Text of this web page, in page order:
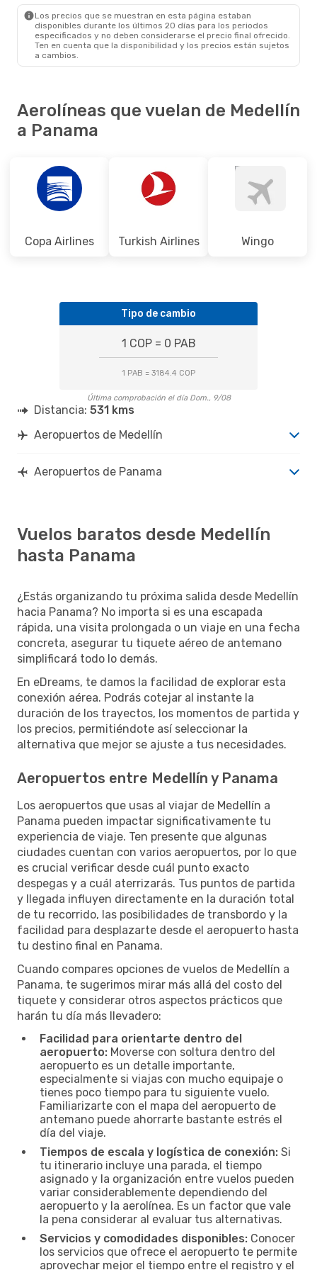
Los precios que se muestran en esta página estaban
disponibles durante los últimos 20 días para los periodos
especificados y no deben considerarse el precio final ofrecido.
Ten en cuenta que la disponibilidad y los precios están sujetos
a cambios.
Aerolíneas que vuelan de Medellín
a Panama
Copa Airlines Turkish Airlines Wingo
Tipo de cambio
1 COP = 0 PAB
1 PAB = 3184.4 COP
Última comprobación el día Dom., 9/08
Distancia: 531 kms
Aeropuertos de Medellín
Aeropuertos de Panama
Vuelos baratos desde Medellín
hasta Panama
¿Estás organizando tu próxima salida desde Medellín
hacia Panama? No importa si es una escapada
rápida, una visita prolongada o un viaje en una fecha
concreta, asegurar tu tiquete aéreo de antemano
simplificará todo lo demás.
En eDreams, te damos la facilidad de explorar esta
conexión aérea. Podrás cotejar al instante la
duración de los trayectos, los momentos de partida y
los precios, permitiéndote así seleccionar la
alternativa que mejor se ajuste a tus necesidades.
Aeropuertos entre Medellín y Panama
Los aeropuertos que usas al viajar de Medellín a
Panama pueden impactar significativamente tu
experiencia de viaje. Ten presente que algunas
ciudades cuentan con varios aeropuertos, por lo que
es crucial verificar desde cuál punto exacto
despegas y a cuál aterrizarás. Tus puntos de partida
y llegada influyen directamente en la duración total
de tu recorrido, las posibilidades de transbordo y la
facilidad para desplazarte desde el aeropuerto hasta
tu destino final en Panama.
Cuando compares opciones de vuelos de Medellín a
Panama, te sugerimos mirar más allá del costo del
tiquete y considerar otros aspectos prácticos que
harán tu día más llevadero:
Facilidad para orientarte dentro del
aeropuerto: Moverse con soltura dentro del
aeropuerto es un detalle importante,
especialmente si viajas con mucho equipaje o
tienes poco tiempo para tu siguiente vuelo.
Familiarizarte con el mapa del aeropuerto de
antemano puede ahorrarte bastante estrés el
día del viaje.
Tiempos de escala y logística de conexión: Si
tu itinerario incluye una parada, el tiempo
asignado y la organización entre vuelos pueden
variar considerablemente dependiendo del
aeropuerto y la aerolínea. Es un factor que vale
la pena considerar al evaluar tus alternativas.
Servicios y comodidades disponibles: Conocer
los servicios que ofrece el aeropuerto te permite
aprovechar mejor el tiempo entre el registro y el